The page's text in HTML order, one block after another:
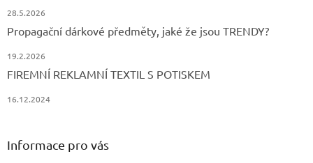
28.5.2026
Propagační dárkové předměty, jaké že jsou TRENDY?
19.2.2026
FIREMNÍ REKLAMNÍ TEXTIL S POTISKEM
16.12.2024
Informace pro vás